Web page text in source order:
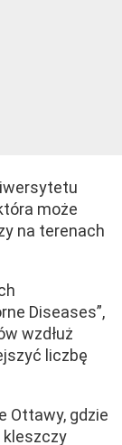
może
na terenach
Diseases”,
wzdłuż
liczbę
Ottawy, gdzie
kleszczy